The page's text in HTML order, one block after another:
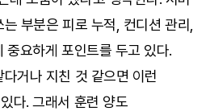
부분은 피로 누적, 컨디션 관리,
중요하게 포인트를 두고 있다.
거나 지친 것 같으면 이런
다. 그래서 훈련 양도